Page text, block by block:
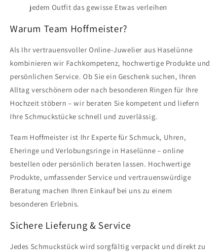
jedem Outfit das gewisse Etwas verleihen
Warum Team Hoffmeister?
Als Ihr vertrauensvoller Online-Juwelier aus Haselünne
kombinieren wir Fachkompetenz, hochwertige Produkte und
persönlichen Service. Ob Sie ein Geschenk suchen, Ihren
Alltag verschönern oder nach besonderen Ringen für Ihre
Hochzeit stöbern – wir beraten Sie kompetent und liefern
Ihre Schmuckstücke schnell und zuverlässig.
Team Hoffmeister ist Ihr Experte für Schmuck, Uhren,
Eheringe und Verlobungsringe in Haselünne – online
bestellen oder persönlich beraten lassen. Hochwertige
Produkte, umfassender Service und vertrauenswürdige
Beratung machen Ihren Einkauf bei uns zu einem
besonderen Erlebnis.
Sichere Lieferung & Service
Jedes Schmuckstück wird sorgfältig verpackt und direkt zu